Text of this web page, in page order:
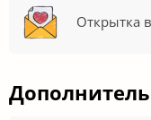
Открытка